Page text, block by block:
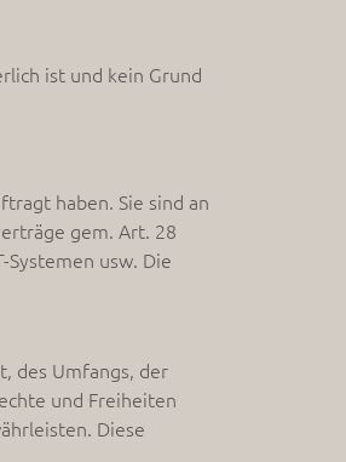
ist und kein Grund
haben. Sie sind an
gem. Art. 28
Systemen usw. Die
des Umfangs, der
und Freiheiten
Diese